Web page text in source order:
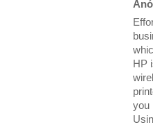
HP
you